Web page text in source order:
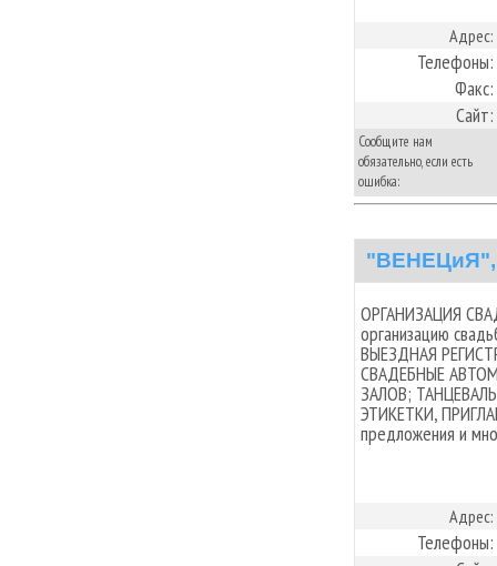
Адрес:
Телефоны:
Факс:
Сайт:
Сообщите нам
обязательно, если есть
ошибка:
"ВЕНЕЦиЯ",
ОРГАНИЗАЦИЯ
организацию
ВЫЕЗДНАЯ
СВАДЕБНЫЕ
ЗАЛОВ;
ЭТИКЕТКИ,
предложения и
Адрес:
Телефоны: